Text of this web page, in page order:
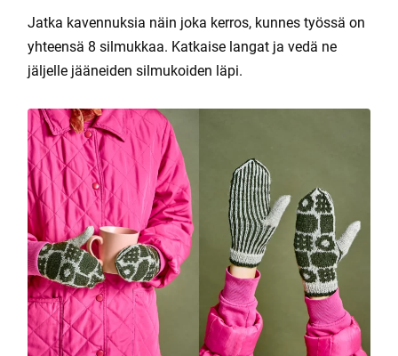
Jatka kavennuksia näin joka kerros, kunnes työssä on
yhteensä 8 silmukkaa. Katkaise langat ja vedä ne
jäljelle jääneiden silmukoiden läpi.